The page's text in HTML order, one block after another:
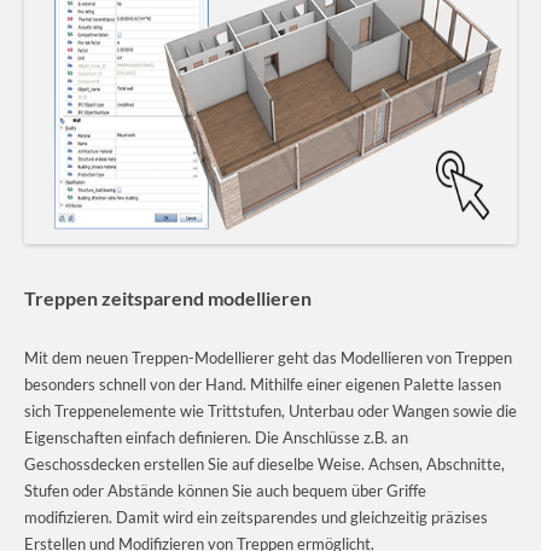
Treppen zeitsparend modellieren
Mit dem neuen Treppen-Modellierer geht das Modellieren von Treppen
besonders schnell von der Hand. Mithilfe einer eigenen Palette lassen
sich Treppenelemente wie Trittstufen, Unterbau oder Wangen sowie die
Eigenschaften einfach definieren. Die Anschlüsse z.B. an
Geschossdecken erstellen Sie auf dieselbe Weise. Achsen, Abschnitte,
Stufen oder Abstände können Sie auch bequem über Griffe
modifizieren. Damit wird ein zeitsparendes und gleichzeitig präzises
Erstellen und Modifizieren von Treppen ermöglicht.